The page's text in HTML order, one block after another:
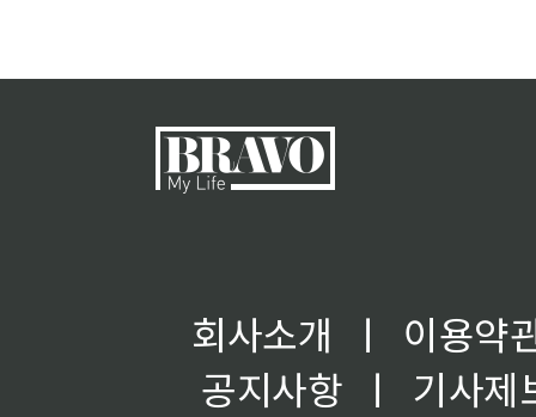
회사소개 ㅣ
이용약
공지사항
ㅣ
기사제